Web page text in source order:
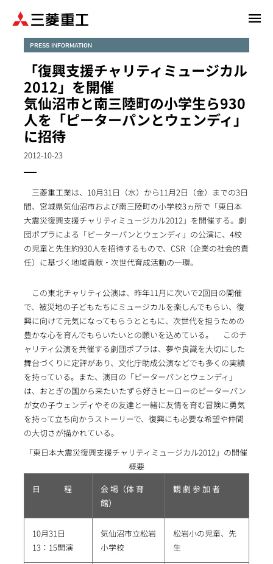
PRESS INFORMATION
「復興支援チャリティミュージカル
2012」を開催
気仙沼市と南三陸町の小学生ら930
人を「ピーターパンとウェンディ」
に招待
2012-10-23
三菱重工業は、10月31日（水）から11月2日（金）までの3日
間、宮城県気仙沼市および南三陸町の小学校3ヵ所で「東日本
大震災復興支援チャリティミュージカル2012」を開催する。劇
団ポプラによる「ピーターパンとウェンディ」の公演に、4校
の児童と先生約930人を招待するもので、CSR（企業の社会的責
任）に基づく地域貢献・次世代育成活動の一環。
この東北チャリティ公演は、昨年11月に次いで2回目の開催
で、被災地の子どもたちにミュージカルを楽しんでもらい、復
興に向けて元気になってもらうとともに、次世代を担うための
豊かな心を育んでもらいたいとの願いを込めている。 このチ
ャリティ公演を共催する劇団ポプラは、夢や良識を大切にした
舞台づくりに定評があり、文化庁助成公演などでも多くの実績
を持っている。また、演目の「ピーターパンとウェンディ」
は、おとぎの国から来たいたずら好きヒーローのピーターパン
が女の子ウェンディやその友達と一緒に友情を育む冒険に勇気
を持って立ち向かうストーリーで、復興にも必要な希望や仲間
の大切さが描かれている。
「東日本大震災復興支援チャリティミュージカル2012」の開催
概要
日 程
会 場（体 育
館）
観 劇 参 加 者
10月31日
13：15開演
気仙沼市立松岩
小学校
松岩小の児童、先
生